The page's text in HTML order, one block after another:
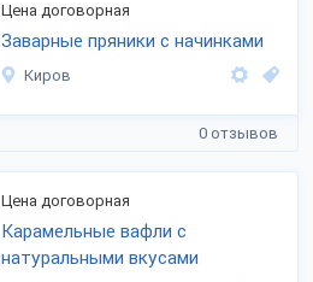
Цена договорная
Заварные пряники с начинками
Киров
0 отзывов
Цена договорная
Карамельные вафли с
натуральными вкусами